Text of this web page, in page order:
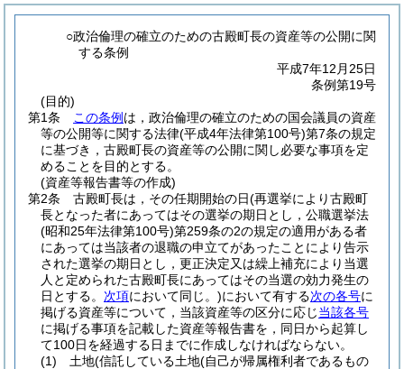
○政治倫理の確立のための古殿町長の資産等の公開に関
する条例
平成7年12月25日
条例第19号
(目的)
第1条
この条例 は，政治倫理の確立のための国会議員の資産
等の公開等に関する法律(平成4年法律第100号)第7条の規定
に基づき，古殿町長の資産等の公開に関し必要な事項を定
めることを目的とする。
(資産等報告書等の作成)
第2条
古殿町長は，その任期開始の日(再選挙により古殿町
長となった者にあってはその選挙の期日とし，公職選挙法
(昭和25年法律第100号)第259条の2の規定の適用がある者
にあっては当該者の退職の申立てがあったことにより告示
された選挙の期日とし，更正決定又は繰上補充により当選
人と定められた古殿町長にあってはその当選の効力発生の
日とする。 次項において同じ。)において有する次の各号に
掲げる資産等について，当該資産等の区分に応じ当該各号
に掲げる事項を記載した資産等報告書を，同日から起算し
て100日を経過する日までに作成しなければならない。
(1)
土地(信託している土地(自己が帰属権利者であるもの